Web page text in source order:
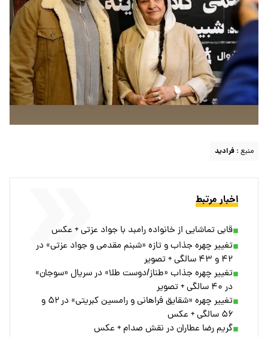
منبع : فرادید
اخبار مرتبط
قابی تماشایی از خانواده رامبد با جواد عزتی + عکس
تغییر چهره جذاب و تازه «شبنم مقدمی و جواد عزتی» در
۴۲ و ۴۳ سالگی + تصویر
تغییر چهره جذاب «طناز/دوست طلا» در سریال «سوجان»
در ۴۰ سالگی + تصویر
تغییر چهره «شقایق فراهانی و رامسین کبریتی» در ۵۲ و
۵۶ سالگی + عکس
گریم رضا عطاران در نقش صدام + عکس